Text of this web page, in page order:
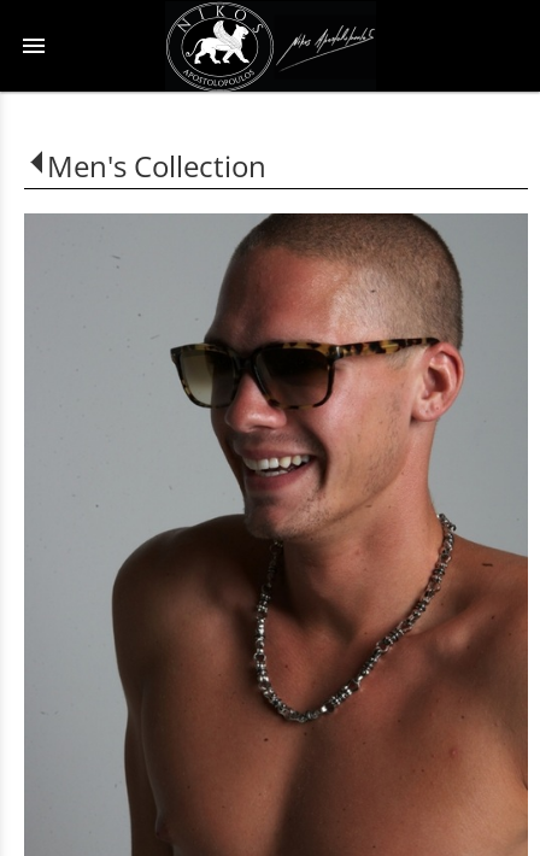
menu
Men's Collection